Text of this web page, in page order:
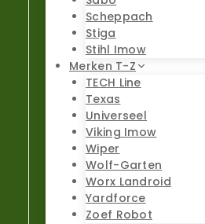
Scheppach
Stiga
Stihl Imow
Merken T-Z
TECH Line
Texas
Universeel
Viking Imow
Wiper
Wolf-Garten
Worx Landroid
Yardforce
Zoef Robot